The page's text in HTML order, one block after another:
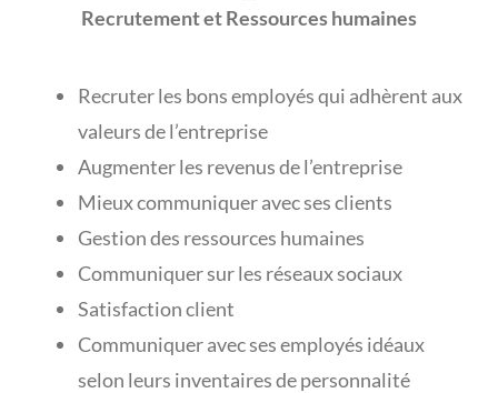
Recrutement et Ressources humaines
Recruter les bons employés qui adhèrent aux
valeurs de l’entreprise
Augmenter les revenus de l’entreprise
Mieux communiquer avec ses clients
Gestion des ressources humaines
Communiquer sur les réseaux sociaux
Satisfaction client
Communiquer avec ses employés idéaux
selon leurs inventaires de personnalité